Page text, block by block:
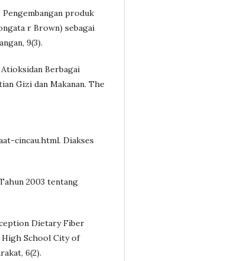
Pengembangan produk
r Brown) sebagai
9(3).
Atioksidan Berbagai
Gizi dan Makanan. The
cincau.html. Diakses
2003 tentang
Dietary Fiber
School City of
6(2).